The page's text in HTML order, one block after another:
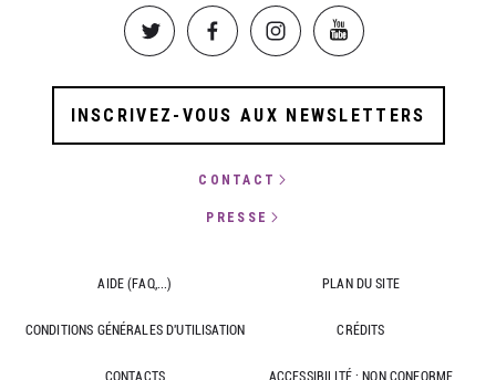
Image Image Image Image
INSCRIVEZ-VOUS AUX NEWSLETTERS
CONTACT
PRESSE
AIDE (FAQ,...) PLAN DU SITE
CONDITIONS GÉNÉRALES D'UTILISATION CRÉDITS
CONTACTS ACCESSIBILITÉ : NON CONFORME